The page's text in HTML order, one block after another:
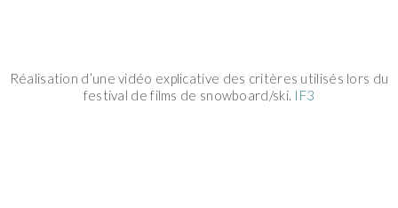
Réalisation d’une vidéo explicative des critères utilisés lors du
festival de films de snowboard/ski. IF3